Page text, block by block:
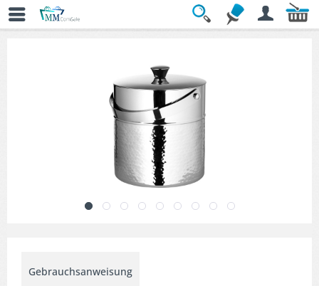
Übersicht
Gebrauchsanweisung